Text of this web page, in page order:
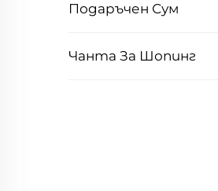
Подаръчен Сум
Чанта За Шопинг